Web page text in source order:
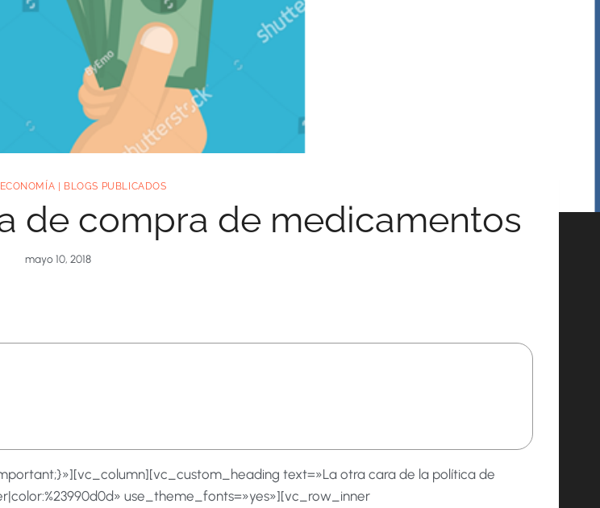
BLOGS PUBLICADOS
de compra de medicamentos
mayo 10, 2018
text=»La otra cara de la política de
use_theme_fonts=»yes»][vc_row_inner